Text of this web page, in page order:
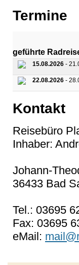
Termine
geführte
15.08.2026 -
22.08.2026 -
Kontakt
Reisebüro
Inhaber:
Johann-
36433 Bad
Tel.: 03695
Fax: 03695
eMail: